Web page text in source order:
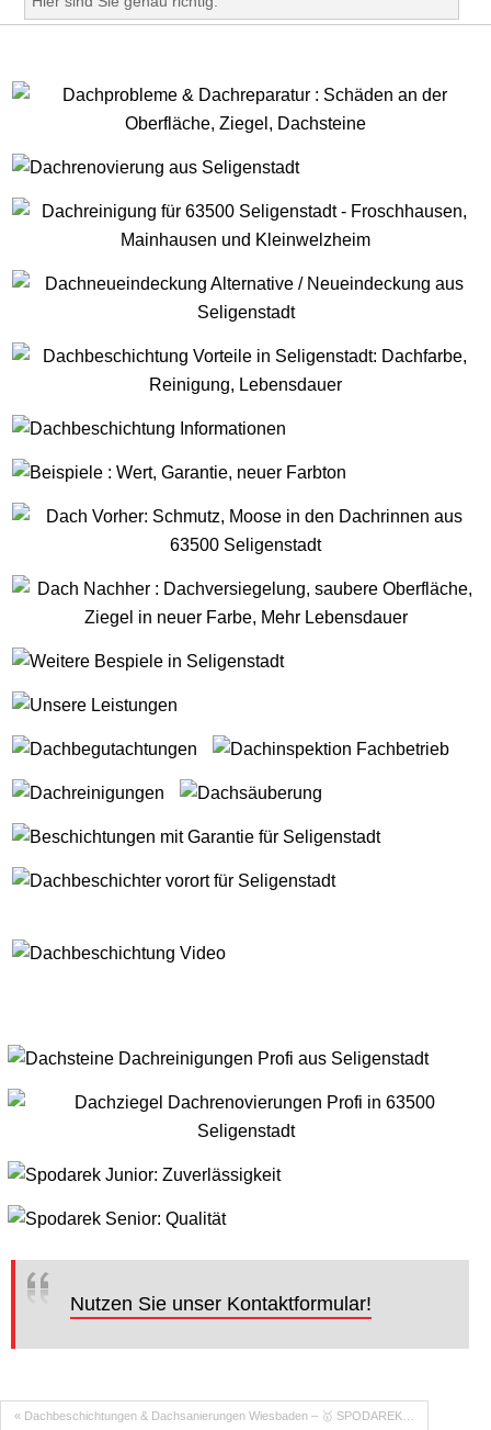
Nutzen Sie unser Kontaktformular!
« Dachbeschichtungen & Dachsanierungen Wiesbaden – 🥇 SPODAREK…